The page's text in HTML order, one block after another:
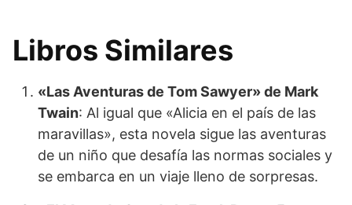
Libros Similares
«Las Aventuras de Tom Sawyer» de Mark
Twain: Al igual que «Alicia en el país de las
maravillas», esta novela sigue las aventuras
de un niño que desafía las normas sociales y
se embarca en un viaje lleno de sorpresas.